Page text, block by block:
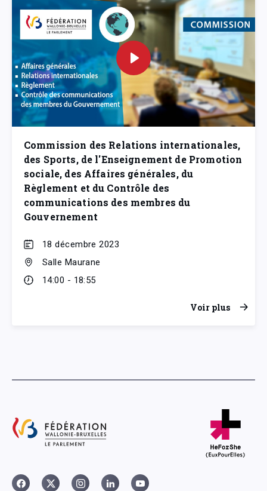
Commission des Relations internationales,
des Sports, de l'Enseignement de Promotion
sociale, des Affaires générales, du
Règlement et du Contrôle des
communications des membres du
Gouvernement
18 décembre 2023
Salle Maurane
14:00 - 18:55
Voir plus